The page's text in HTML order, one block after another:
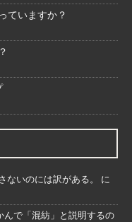
ていますか？
ないのには訳がある。
に
で「混紡」と説明するの